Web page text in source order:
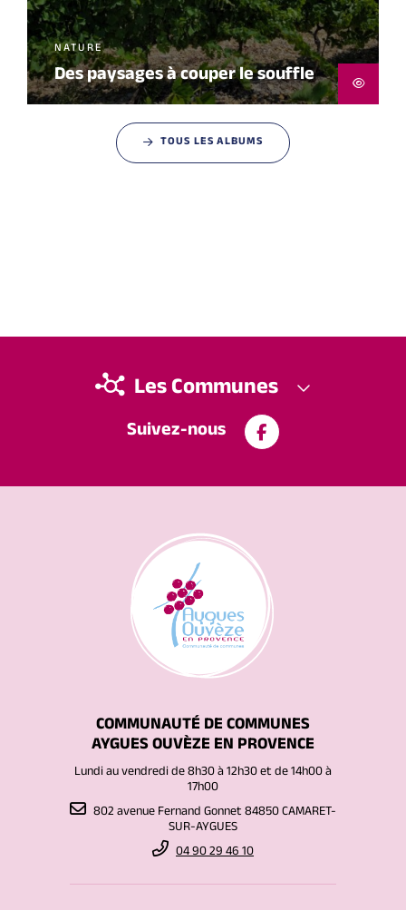
NATURE
Des paysages à couper le souffle
TOUS LES ALBUMS
Suivez-nous
Les Communes
COMMUNAUTÉ DE COMMUNES
AYGUES OUVÈZE EN PROVENCE
Lundi au vendredi de 8h30 à 12h30 et de 14h00 à
17h00
802 avenue Fernand Gonnet 84850 CAMARET-
SUR-AYGUES
04 90 29 46 10